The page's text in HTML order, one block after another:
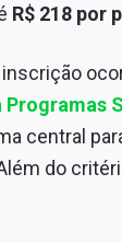
R$ 218 por
Programas
central
do